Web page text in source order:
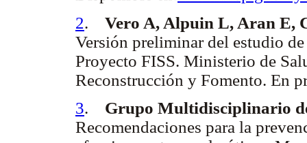
2. Vero A, Alpuin L, Aran E,
Versión preliminar del estudio
Proyecto FISS. Ministerio de
Reconstrucción y Fomento. En
3. Grupo Multidisciplinario
Recomendaciones para la